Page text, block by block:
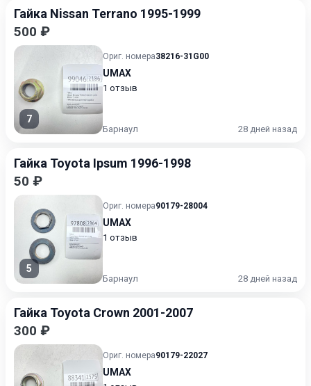
Гайка Nissan Terrano 1995-1999
500 ₽
7
Ориг. номера38216-31G00
UMAX
1 отзыв
Барнаул 28 дней назад
Гайка Toyota Ipsum 1996-1998
50 ₽
5
Ориг. номера90179-28004
UMAX
1 отзыв
Барнаул 28 дней назад
Гайка Toyota Crown 2001-2007
300 ₽
Ориг. номера90179-22027
UMAX